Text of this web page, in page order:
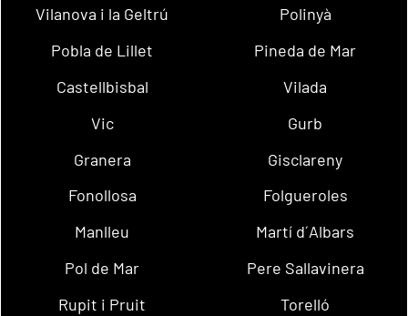
Vilanova i la Geltrú
Polinyà
Pobla de Lillet
Pineda de Mar
Castellbisbal
Vilada
Vic
Gurb
Granera
Gisclareny
Fonollosa
Folgueroles
Manlleu
Martí d´Albars
Pol de Mar
Pere Sallavinera
Rupit i Pruit
Torelló